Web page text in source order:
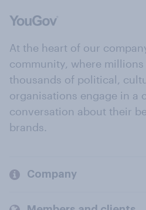
At the heart of our
community, where
thousands of political,
organisations engage in a
conversation about their
brands.
Company